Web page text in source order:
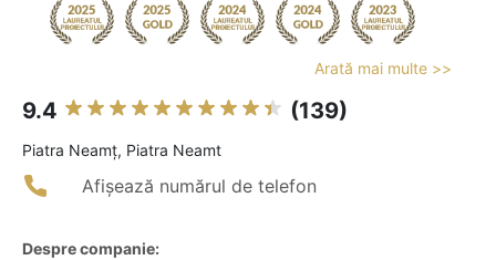
Arată mai multe >>
9.4 (139)
Piatra Neamţ, Piatra Neamt
Afișează numărul de telefon
Despre companie: